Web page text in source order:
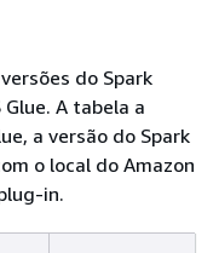
do Spark
A tabela a
a versão do Spark
o local do Amazon
in.